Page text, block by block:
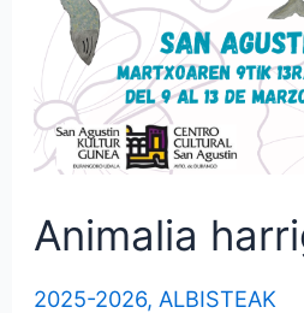
Animalia
2025-2026, ALBISTEAK